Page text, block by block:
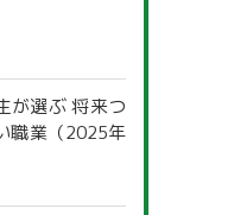
が選ぶ 将来つ
職業（2025年